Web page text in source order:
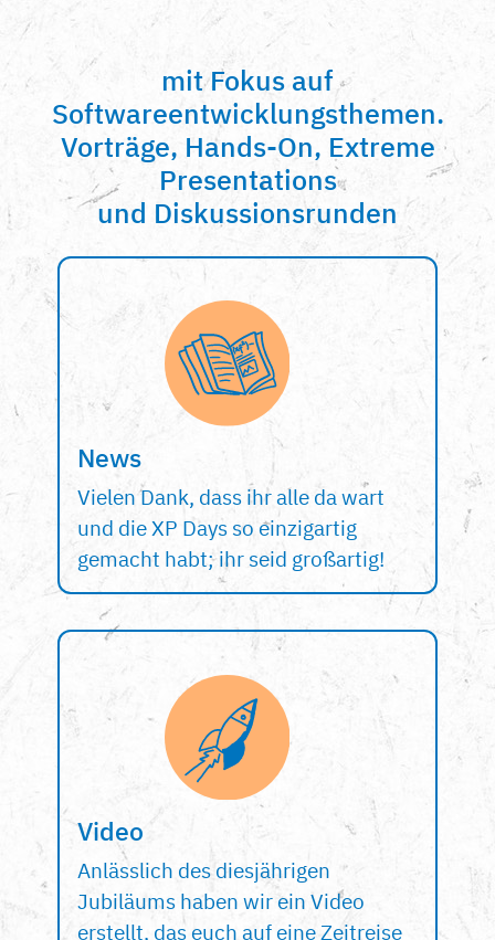
mit Fokus auf
Softwareentwicklungsthemen.
Vorträge, Hands-On, Extreme
Presentations
und Diskussionsrunden
News
Vielen Dank, dass ihr alle da wart
und die XP Days so einzigartig
gemacht habt; ihr seid großartig!
Video
Anlässlich des diesjährigen
Jubiläums haben wir ein Video
erstellt, das euch auf eine Zeitreise